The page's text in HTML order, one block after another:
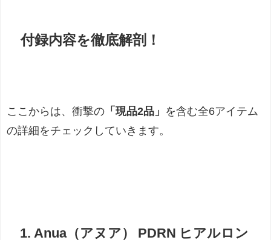
付録内容を徹底解剖！
ここからは、衝撃の 「現品2品」
を含む全6アイテム
の詳細をチェックしていきます。
1. Anua（アヌア） PDRN ヒアルロン